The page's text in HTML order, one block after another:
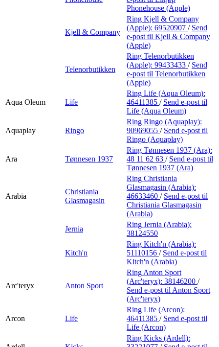
Phonehouse (Apple)
Kjell & Company
Ring Kjell & Company
(Apple): 69520907 / Send
e-post til Kjell & Company
(Apple)
Telenorbutikken
Ring Telenorbutikken
(Apple): 99433433 / Send
e-post til Telenorbutikken
(Apple)
Aqua Oleum Life
Ring Life (Aqua Oleum):
46411385 / Send e-post til
Life (Aqua Oleum)
Aquaplay Ringo
Ring Ringo (Aquaplay):
90969055 / Send e-post til
Ringo (Aquaplay)
Ara Tønnesen 1937
Ring Tønnesen 1937 (Ara):
48 11 62 63 / Send e-post til
Tønnesen 1937 (Ara)
Arabia
Christiania
Glasmagasin
Ring Christiania
Glasmagasin (Arabia):
46633460 / Send e-post til
Christiania Glasmagasin
(Arabia)
Jernia
Ring Jernia (Arabia):
38124550
Kitch'n
Ring Kitch'n (Arabia):
51110156 / Send e-post til
Kitch'n (Arabia)
Arc'teryx Anton Sport
Ring Anton Sport
(Arc'teryx): 38146200 /
Send e-post til Anton Sport
(Arc'teryx)
Arcon Life
Ring Life (Arcon):
46411385 / Send e-post til
Life (Arcon)
Ring Kicks (Ardell):